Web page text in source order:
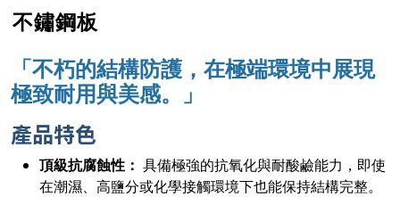
不鏽鋼板
「不朽的結構防護，在極端環境中展現
極致耐用與美感。」
產品特色
頂級抗腐蝕性： 具備極強的抗氧化與耐酸鹼能力，即使
在潮濕、高鹽分或化學接觸環境下也能保持結構完整。